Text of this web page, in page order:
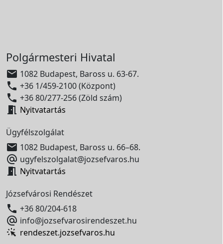
Polgármesteri Hivatal
 1082 Budapest, Baross u. 63-67.
 +36 1/459-2100 (Központ)
 +36 80/277-256 (Zöld szám)
 Nyitvatartás
Ügyfélszolgálat
 1082 Budapest, Baross u. 66–68.
 ugyfelszolgalat@jozsefvaros.hu
 Nyitvatartás
Józsefvárosi Rendészet
 +36 80/204-618
 info@jozsefvarosirendeszet.hu
rendeszet.jozsefvaros.hu